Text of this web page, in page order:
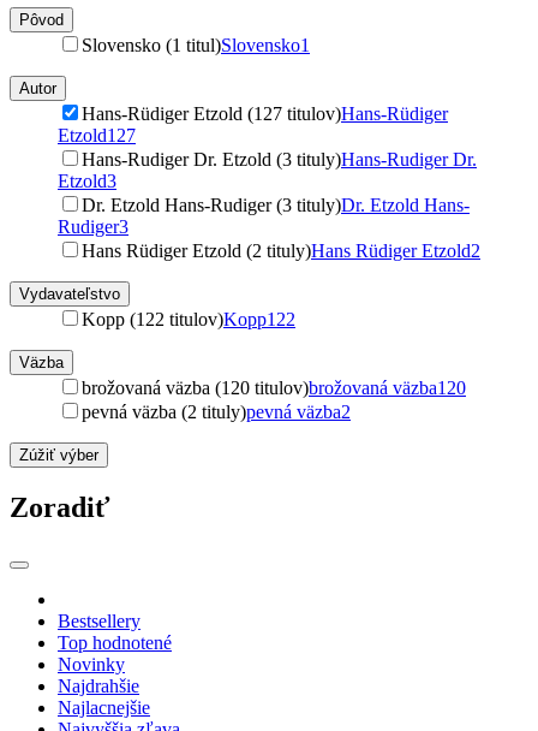
Pôvod
Slovensko (1 titul)Slovensko1
Autor
Hans-Rüdiger Etzold (127 titulov)Hans-Rüdiger
Etzold127
Hans-Rudiger Dr. Etzold (3 tituly)Hans-Rudiger Dr.
Etzold3
Dr. Etzold Hans-Rudiger (3 tituly)Dr. Etzold Hans-
Rudiger3
Hans Rüdiger Etzold (2 tituly)Hans Rüdiger Etzold2
Vydavateľstvo
Kopp (122 titulov)Kopp122
Väzba
brožovaná väzba (120 titulov)brožovaná väzba120
pevná väzba (2 tituly)pevná väzba2
Zúžiť výber
Zoradiť
Bestsellery
Top hodnotené
Novinky
Najdrahšie
Najlacnejšie